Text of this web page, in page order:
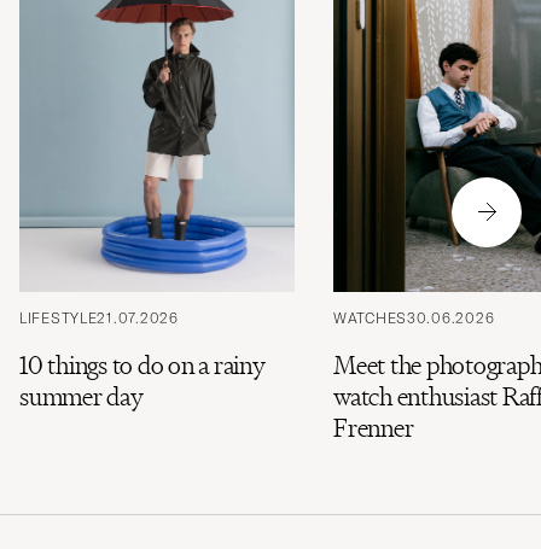
LIFESTYLE21.07.2026
10 things to do on a rainy
summer day
WATCHES30.06.2026
Meet the
watch enthusiast
Frenner